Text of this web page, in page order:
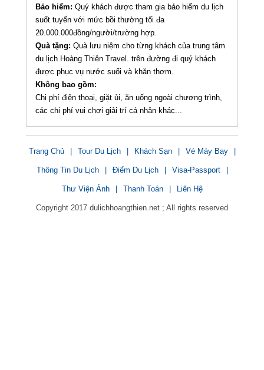
Bảo hiểm: Quý khách được tham gia bảo hiểm du lịch
suốt tuyến với mức bồi thường tối đa
20.000.000đồng/người/trường hợp.
Quà tặng: Quà lưu niệm cho từng khách của trung tâm
du lịch Hoàng Thiên Travel. trên đường đi quý khách
được phục vụ nước suối và khăn thơm.
Không bao gồm:
Chi phí điện thoại, giặt ủi, ăn uống ngoài chương trình,
các chi phí vui chơi giải trí cá nhân khác...
Trang Chủ Tour Du Lịch Khách Sạn Vé Máy Bay
Thông Tin Du Lịch Điểm Du Lịch Visa-Passport
Thư Viện Ảnh Thanh Toán Liên Hệ
Copyright 2017 dulichhoangthien.net ; All rights reserved